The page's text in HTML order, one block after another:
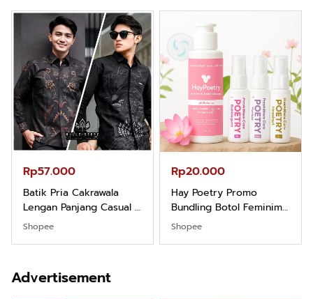
Rp57.000
Batik Pria Cakrawala
Lengan Panjang Casual -
Kemeja Batik Pria
Dewasa Lengan Panjang
Santai Slimfit Formal
Shopee
Rp20.000
Hay Poetry Promo
Bundling Botol Feminim
Care Perawatan
Keputihan Kewanitaan
Shopee
Advertisement